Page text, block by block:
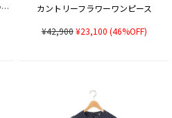
【Lサイズ】リネンキースチェックワンピース
カントリーフラワーワンピース
¥42,900¥23,100 (46%OFF)